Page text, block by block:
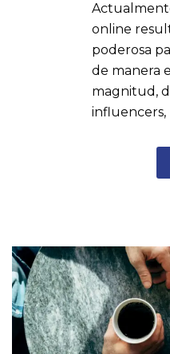
online
poderosa
de manera
magnitud,
influencers,